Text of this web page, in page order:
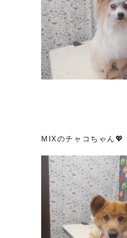
MIXのチャコちゃん💖